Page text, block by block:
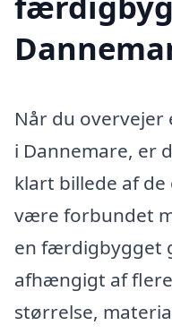
Når du
i Dannemare, er
klart billede af
være forbundet
en færdigbygget
afhængigt af
størrelse,